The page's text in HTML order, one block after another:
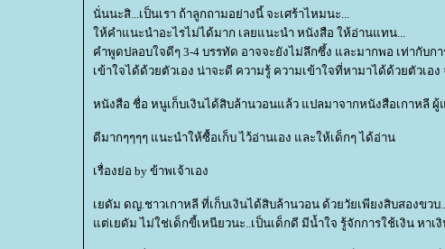
นั่นนะสิ...เป็นเรา ถ้าลูกถามอย่างนี้ จะเศร้าไหมนะ...
ห้คำแนะนำอะไรไม่ได้มาก เลยแนะนำ หนังสือ ให้อ่านแทน...
คำพูดปลอบใจดีๆ 3-4 บรรทัด อาจจะยังไม่ลึกซึ้ง และมากพอ เท่ากับก
เข้าใจได้ด้วยตัวเอง น่าจะดี ความรู้ ความเข้าใจที่หามาได้ด้วยตัวเอ
หนังสือ ชื่อ หนูเก็บเงินได้สิบล้านวอนแล้ว แปลมาจากหนังสือเกาหลี
ดีมากๆๆๆๆ แนะนำให้ซื้อเก็บ ไว้อ่านเอง และให้เด็กๆ ได้อ่าน
เรื่องย่อ by ข้าพเจ้าเอง
เยดัม ดญ.ชาวเกาหลี ที่เก็บเงินได้สิบล้านวอน ด้วยวัยเพียงสิบสองขว
ต่เยดัม ไม่ใช่เด็กขี้เหนียวนะ..เป็นเด็กดี มีน้ำใจ รู้จักการใช้เงิน หาเ